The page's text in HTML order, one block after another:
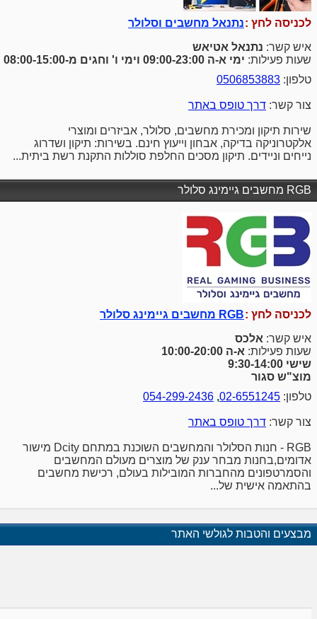
לכניסה לחץ :נתנאל מחשבים וסלולר
איש קשר: נתנאל אטיאש
שעות פעילות: ימי א-ה 09:00-23:00 וימי ו' וחגים מ-08:00-15:00
טלפון: 0506853883
צור קשר: דרך טופס באתר
שירות תיקון ומכירת מחשבים, סלולר, אביזרים ומוצרי
אלקטרוניקה בדיקה, אבחון וייעוץ חינם. בשירות: תיקון ושדרוג
נייחים וניידים. תיקון מסכים החלפת סוללות התקנת רשת ביתית...
RGB מחשבים גיימינג סלולר
לכניסה לחץ :RGB מחשבים גיימינג סלולר
איש קשר: אלכס
שעות פעילות: א-ה 10:00-20:00
שישי 9:30-14:00
מוצ"ש סגור
טלפון: 02-6551245
,
054-299-2436
צור קשר: דרך טופס באתר
RGB - חנות הסלולר והמחשבים השוכנת במתחם Dcity מישור
אדומים,בחנות מבחר ענק של מוצרים מעולם המחשבים
והסמרטפונים מהחברות המובילות בעולם, רכישת מחשבים
בהתאמה אישית של...
מבצעים והטבות לגולשי האתר